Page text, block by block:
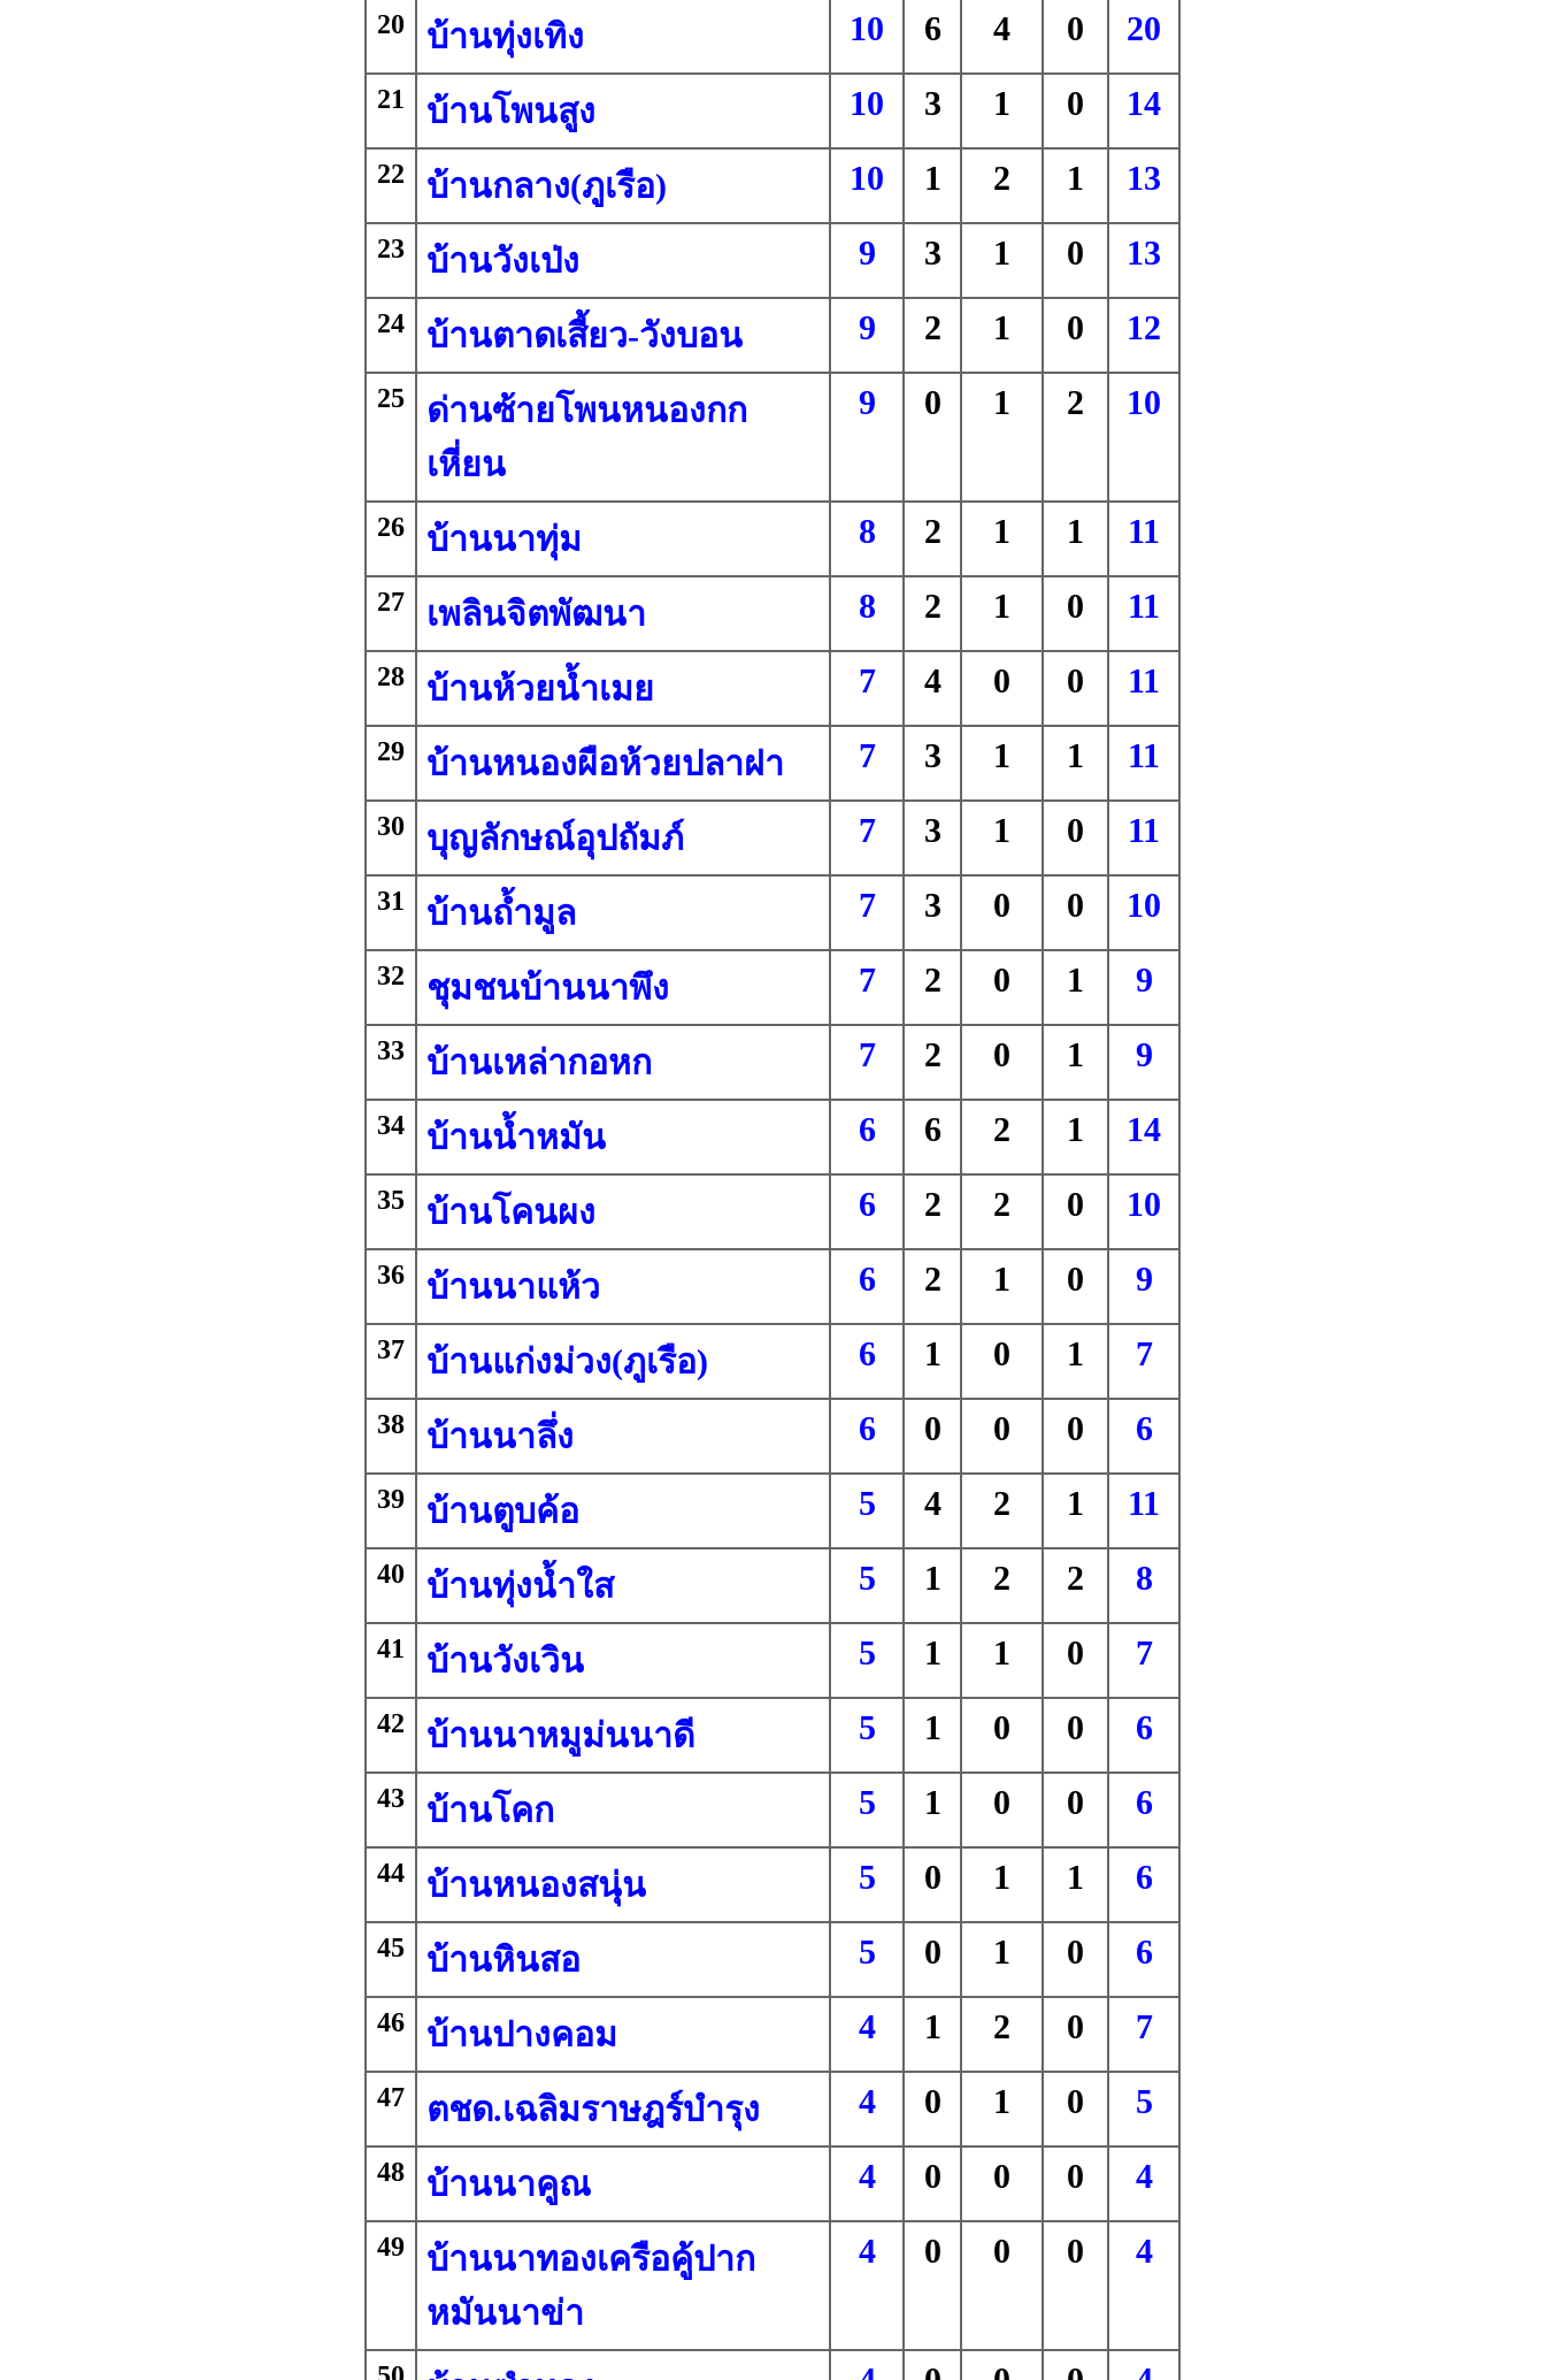
20 บ้านทุ่งเทิง 10 6 4 0 20
21 บ้านโพนสูง 10 3 1 0 14
22 บ้านกลาง(ภูเรือ) 10 1 2 1 13
23 บ้านวังเป่ง 9 3 1 0 13
24 บ้านตาดเสี้ยว-วังบอน 9 2 1 0 12
25
ด่านซ้ายโพนหนองกก
เหี่ยน
9 0 1 2 10
26 บ้านนาทุ่ม 8 2 1 1 11
27 เพลินจิตพัฒนา 8 2 1 0 11
28 บ้านห้วยน้ำเมย 7 4 0 0 11
29 บ้านหนองผือห้วยปลาฝา 7 3 1 1 11
30 บุญลักษณ์อุปถัมภ์ 7 3 1 0 11
31 บ้านถ้ำมูล 7 3 0 0 10
32 ชุมชนบ้านนาพึง 7 2 0 1 9
33 บ้านเหล่ากอหก 7 2 0 1 9
34 บ้านน้ำหมัน 6 6 2 1 14
35 บ้านโคนผง 6 2 2 0 10
36 บ้านนาแห้ว 6 2 1 0 9
37 บ้านแก่งม่วง(ภูเรือ) 6 1 0 1 7
38 บ้านนาลึ่ง 6 0 0 0 6
39 บ้านตูบค้อ 5 4 2 1 11
40 บ้านทุ่งน้ำใส 5 1 2 2 8
41 บ้านวังเวิน 5 1 1 0 7
42 บ้านนาหมูม่นนาดี 5 1 0 0 6
43 บ้านโคก 5 1 0 0 6
44 บ้านหนองสนุ่น 5 0 1 1 6
45 บ้านหินสอ 5 0 1 0 6
46 บ้านปางคอม 4 1 2 0 7
47 ตชด.เฉลิมราษฎร์บำรุง 4 0 1 0 5
48 บ้านนาคูณ 4 0 0 0 4
49
บ้านนาทองเครือคู้ปาก
หมันนาข่า
4 0 0 0 4